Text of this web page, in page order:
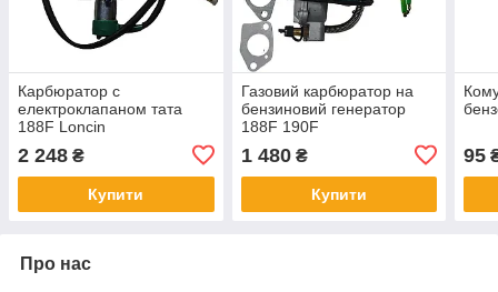
Карбюратор с
електроклапаном тата
188F Loncin
2 248 ₴
Купити
Газовий карбюратор на
бензиновий генератор
188F 190F
1 480₴
Купити
95
Про нас